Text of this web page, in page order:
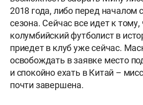
2018 года, либо перед началом
сезона. Сейчас все идет к
колумбийский футболист в
приедет в клуб уже сейчас.
освобождать в заявке место
и спокойно ехать в Китай –
почти завершена.